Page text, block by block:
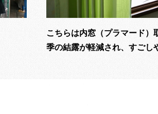
こちらは内窓（プラマード）
季の結露が軽減され、すごし